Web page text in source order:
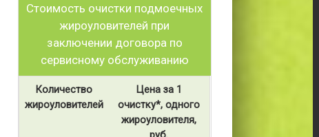
Стоимость очистки подмоечных
жироуловителей при
заключении договора по
сервисному обслуживанию
Количество
жироуловителей
Цена за 1
очистку*, одного
жироуловителя,